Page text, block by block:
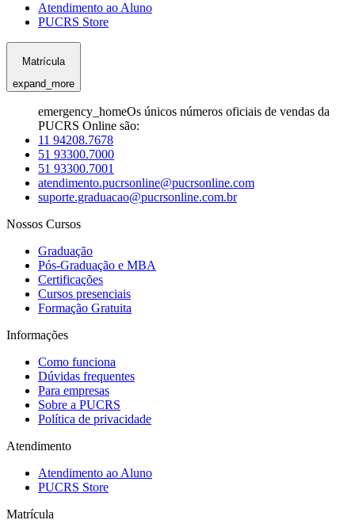
Atendimento ao Aluno
PUCRS Store
Matrícula
expand_more
emergency_homeOs únicos números oficiais de vendas da
PUCRS Online são:
11 94208.7678
51 93300.7000
51 93300.7001
atendimento.pucrsonline@pucrsonline.com
suporte.graduacao@pucrsonline.com.br
Nossos Cursos
Graduação
Pós-Graduação e MBA
Certificações
Cursos presenciais
Formação Gratuita
Informações
Como funciona
Dúvidas frequentes
Para empresas
Sobre a PUCRS
Política de privacidade
Atendimento
Atendimento ao Aluno
PUCRS Store
Matrícula